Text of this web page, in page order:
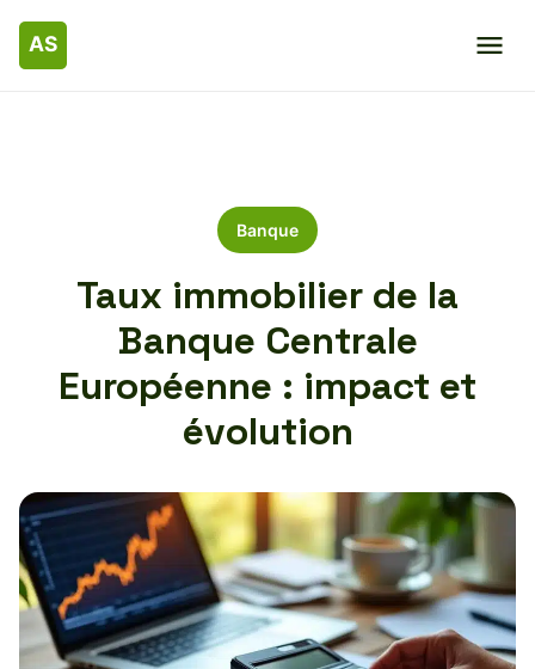
Banque
Taux immobilier de la
Banque Centrale
Européenne : impact et
évolution